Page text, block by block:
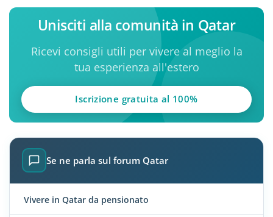
Unisciti alla comunità in Qatar
Ricevi consigli utili per vivere al meglio la
tua esperienza all'estero
Iscrizione gratuita al 100%
Se ne parla sul forum Qatar
Vivere in Qatar da pensionato